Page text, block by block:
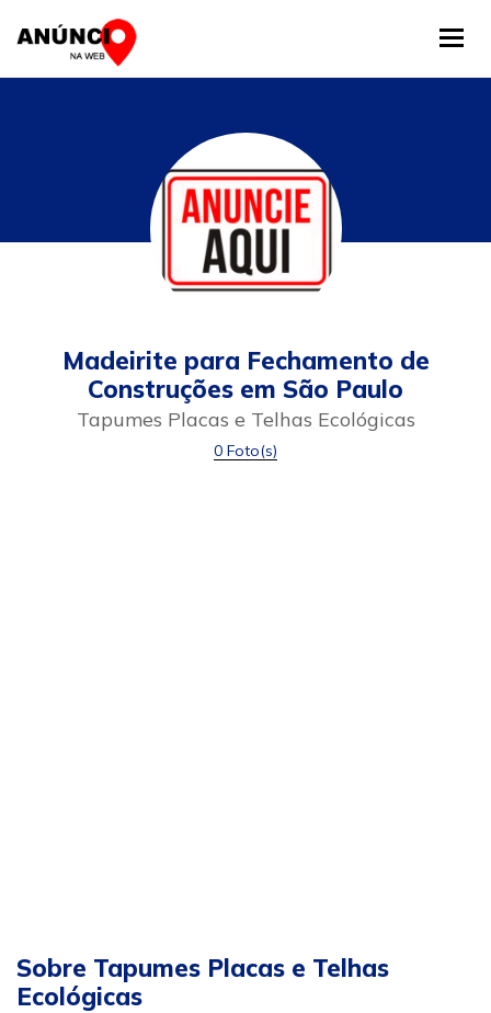
Madeirite para Fechamento de
Construções em São Paulo
Tapumes Placas e Telhas Ecológicas
0 Foto(s)
Sobre Tapumes Placas e Telhas
Ecológicas